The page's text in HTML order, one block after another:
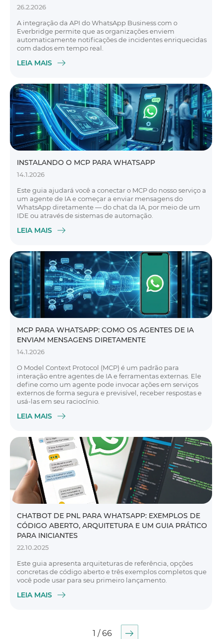
26.2.2026
A integração da API do WhatsApp Business com o
Everbridge permite que as organizações enviem
automaticamente notificações de incidentes enriquecidas
com dados em tempo real.
LEIA MAIS
INSTALANDO O MCP PARA WHATSAPP
14.1.2026
Este guia ajudará você a conectar o MCP do nosso serviço a
um agente de IA e começar a enviar mensagens do
WhatsApp diretamente — do chat da IA, por meio de um
IDE ou através de sistemas de automação.
LEIA MAIS
MCP PARA WHATSAPP: COMO OS AGENTES DE IA
ENVIAM MENSAGENS DIRETAMENTE
14.1.2026
O Model Context Protocol (MCP) é um padrão para
interação entre agentes de IA e ferramentas externas. Ele
define como um agente pode invocar ações em serviços
externos de forma segura e previsível, receber respostas e
usá-las em seu raciocínio.
LEIA MAIS
CHATBOT DE PNL PARA WHATSAPP: EXEMPLOS DE
CÓDIGO ABERTO, ARQUITETURA E UM GUIA PRÁTICO
PARA INICIANTES
22.10.2025
Este guia apresenta arquiteturas de referência, opções
concretas de código aberto e três exemplos completos que
você pode usar para seu primeiro lançamento.
LEIA MAIS
1 / 66